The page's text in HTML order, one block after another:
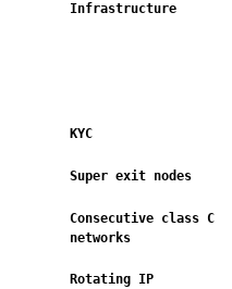
Infrastructure
KYC
Super exit nodes
Consecutive class C
networks
Rotating IP